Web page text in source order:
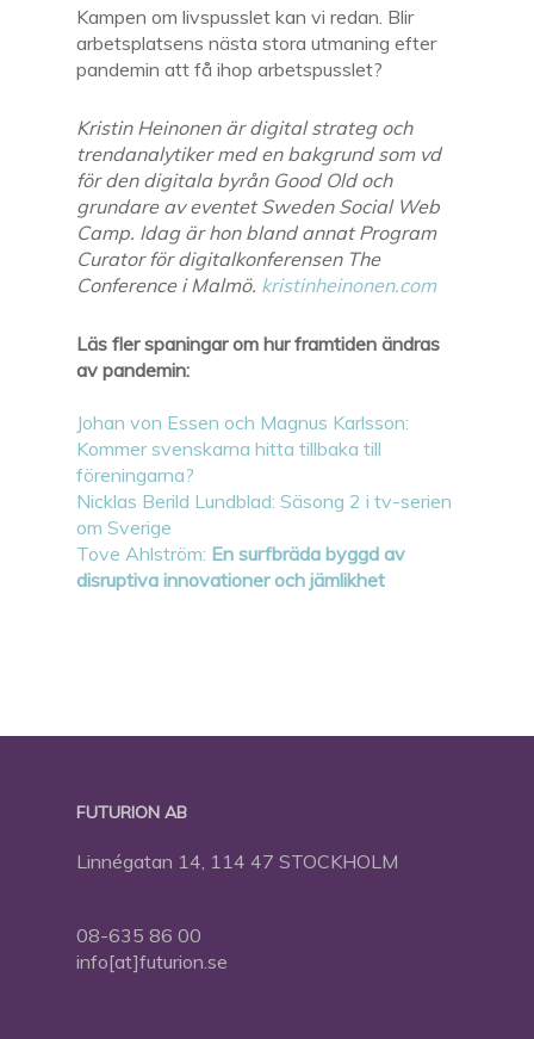
Kampen om livspusslet kan vi redan. Blir
arbetsplatsens nästa stora utmaning efter
pandemin att få ihop arbetspusslet?
Kristin Heinonen är digital strateg och
trendanalytiker med en bakgrund som vd
för den digitala byrån Good Old och
grundare av eventet Sweden Social Web
Camp. Idag är hon bland annat Program
Curator för digitalkonferensen The
Conference i Malmö. kristinheinonen.com
Läs fler spaningar om hur framtiden ändras
av pandemin:
Johan von Essen och Magnus Karlsson:
Kommer svenskarna hitta tillbaka till
föreningarna?
Nicklas Berild Lundblad: Säsong 2 i tv-serien
om Sverige
Tove Ahlström: En surfbräda byggd av
disruptiva innovationer och jämlikhet
FUTURION AB
Linnégatan 14, 114 47 STOCKHOLM
08-635 86 00
info[at]futurion.se